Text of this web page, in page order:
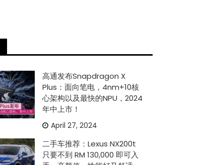
高通发布Snapdragon X
Plus：面向笔电，4nm+10核
心架构以及最快的NPU，2024
年中上市！
April 27, 2024
二手车推荐：Lexus NX200t
只要不到 RM 130,000 即可入